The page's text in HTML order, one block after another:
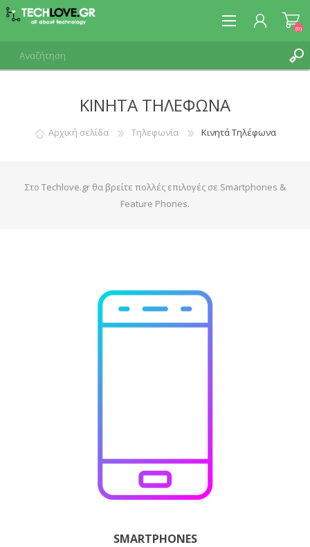
ΣΎΝΔΕΣΗ
(0)
ΚΙΝΗΤΆ ΤΗΛΈΦΩΝΑ
Αρχική σελίδα Τηλεφωνία Κινητά Τηλέφωνα
Στο Techlove.gr θα βρείτε πολλές επιλογές σε Smartphones &
Feature Phones.
SMARTPHONES